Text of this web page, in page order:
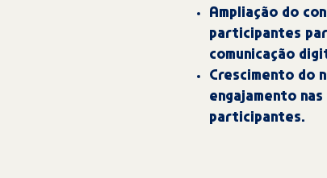
Ampliação do
participantes
comunicação
Crescimento do
engajamento
participantes.